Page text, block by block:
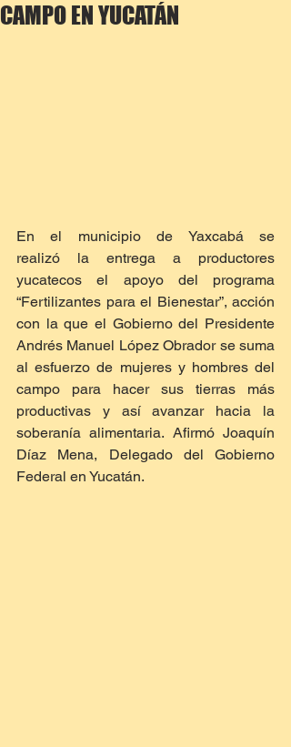
CAMPO EN YUCATÁN
En el municipio de Yaxcabá se
realizó la entrega a productores
yucatecos el apoyo del programa
“Fertilizantes para el Bienestar”, acción
con la que el Gobierno del Presidente
Andrés Manuel López Obrador se suma
al esfuerzo de mujeres y hombres del
campo para hacer sus tierras más
productivas y así avanzar hacia la
soberanía alimentaria. Afirmó Joaquín
Díaz Mena, Delegado del Gobierno
Federal en Yucatán.